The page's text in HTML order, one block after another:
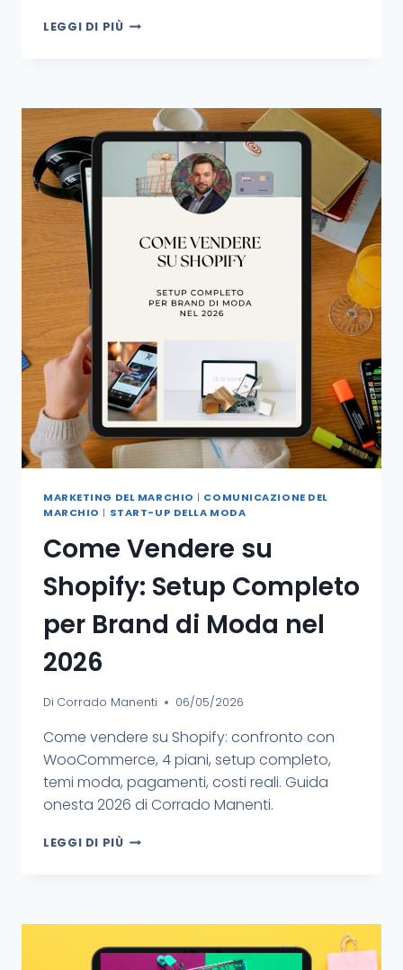
LEGGI DI PIÙ
MARKETING DEL MARCHIO | COMUNICAZIONE DEL
MARCHIO | START-UP DELLA MODA
Come Vendere su
Shopify: Setup Completo
per Brand di Moda nel
2026
Di Corrado Manenti 06/05/2026
Come vendere su Shopify: confronto con
WooCommerce, 4 piani, setup completo,
temi moda, pagamenti, costi reali. Guida
onesta 2026 di Corrado Manenti.
LEGGI DI PIÙ